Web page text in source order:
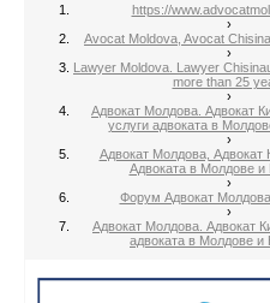
https://
›
Avocat Moldova, Avocat
›
Lawyer Moldova. Lawyer
more than 25
›
Адвокат Молдова. Адвокат
услуги адвоката в
›
Адвокат Молдова, Адвокат
Адвоката в Молдове и
›
Форум Адвокат
›
Адвокат Молдова. Адвокат
адвоката в Молдове и